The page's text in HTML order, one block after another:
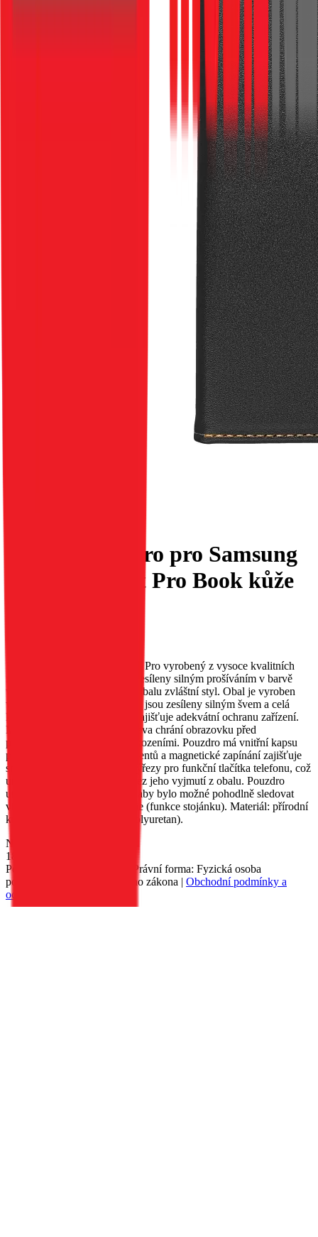
Flipové pouzdro pro Samsung
A56 5G Smart Pro Book kůže
Elegantní, klasický obal Smart Pro vyrobený z vysoce kvalitních
materiálů. Okraje, které jsou zesíleny silným prošíváním v barvě
vnitřního materiálu, dodávají obalu zvláštní styl. Obal je vyroben
velmi pevně a pečlivě – okraje jsou zesíleny silným švem a celá
konstrukce je zpevněna, což zajišťuje adekvátní ochranu zařízení.
Měkká vnitřní povrchová úprava chrání obrazovku před
poškrábáním a drobnými poškozeními. Pouzdro má vnitřní kapsu
pro uložení důležitých dokumentů a magnetické zapínání zajišťuje
snadné používání. Obal má výřezy pro funkční tlačítka telefonu, což
umožňuje používat zařízení bez jeho vyjmutí z obalu. Pouzdro
umožňuje umístit telefon tak, aby bylo možné pohodlně sledovat
video nebo prohlížet fotografie (funkce stojánku). Materiál: přírodní
kůže, TPU (termoplastický polyuretan).
Nedostupné
189 Kč
Petr Matyáš, IČ: 00705331, Právní forma: Fyzická osoba
podnikající dle živnostenského zákona | Obchodní podmínky a
ochrana osobních údajů